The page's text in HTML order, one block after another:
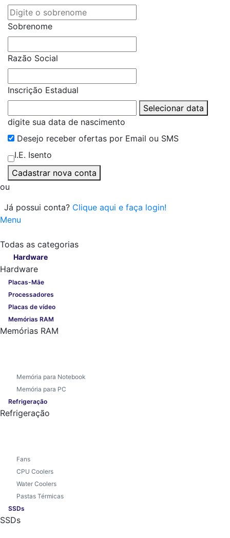
Sobrenome
Razão Social
Inscrição Estadual
Selecionar data
digite sua data de nascimento
Desejo receber ofertas por Email ou SMS
I.E. Isento
Cadastrar nova conta
ou
Já possui conta? Clique aqui e faça login!
Menu
Todas as categorias
Hardware
Hardware
Placas-Mãe
Processadores
Placas de vídeo
Memórias RAM
Memórias RAM
Memória para Notebook
Memória para PC
Refrigeração
Refrigeração
Fans
CPU Coolers
Water Coolers
Pastas Térmicas
SSDs
SSDs